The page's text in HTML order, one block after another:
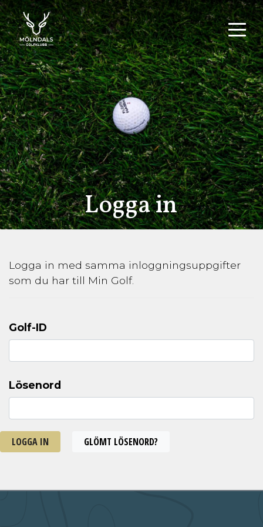
Logga in
Logga in med samma inloggningsuppgifter
som du har till Min Golf.
Golf-ID
Lösenord
LOGGA IN GLÖMT LÖSENORD?